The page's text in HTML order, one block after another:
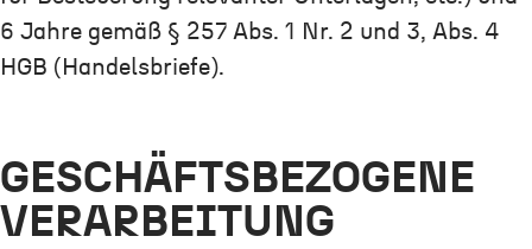
6 Jahre gemäß § 257 Abs. 1 Nr. 2 und 3, Abs. 4
HGB (Handelsbriefe).
GESCHÄFTSBEZOGENE
VERARBEITUNG